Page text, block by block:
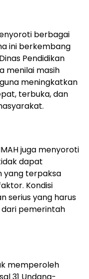
berbagai
ini berkembang
Pendidikan
menilai masih
meningkatkan
terbuka, dan
juga menyoroti
dapat
yang terpaksa
Kondisi
serius yang harus
pemerintah
memperoleh